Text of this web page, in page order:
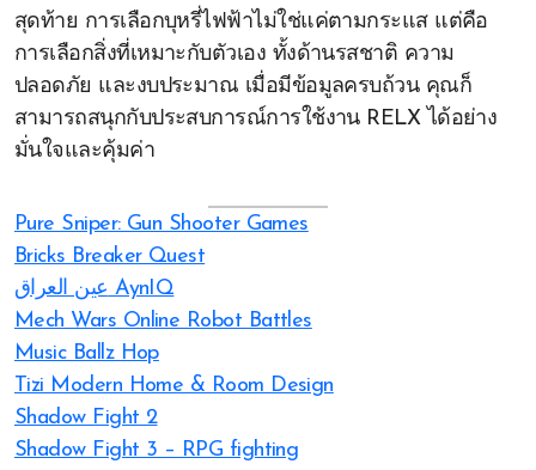
สุดท้าย การเลือกบุหรี่ไฟฟ้าไม่ใช่แค่ตามกระแส แต่คือ
การเลือกสิ่งที่เหมาะกับตัวเอง ทั้งด้านรสชาติ ความ
ปลอดภัย และงบประมาณ เมื่อมีข้อมูลครบถ้วน คุณก็
สามารถสนุกกับประสบการณ์การใช้งาน RELX ได้อย่าง
มั่นใจและคุ้มค่า
Pure Sniper: Gun Shooter Games
Bricks Breaker Quest
عين العراق AynIQ
Mech Wars Online Robot Battles
Music Ballz Hop
Tizi Modern Home & Room Design
Shadow Fight 2
Shadow Fight 3 – RPG fighting